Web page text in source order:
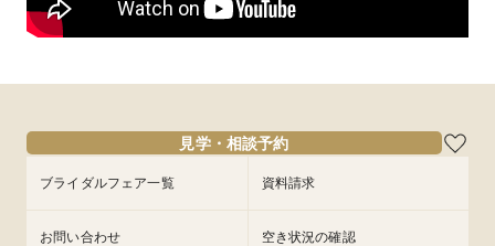
8/15～16開催【最大155万優待】清き水のチャペル×緑
溢れる和モダン邸宅
を一望するチャペルに四季折々の表情を見せる日本庭園が魅
見学・相談予約
ブライダルフェア一覧 資料請求
お問い合わせ 空き状況の確認